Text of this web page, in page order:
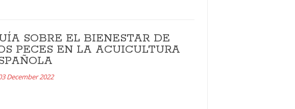
SOBRE EL BIENESTAR DE
PECES EN LA ACUICULTURA
December 2022